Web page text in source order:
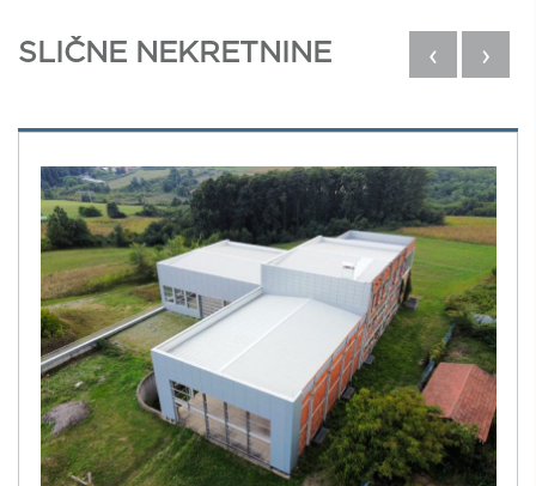
SLIČNE NEKRETNINE ‹ ›